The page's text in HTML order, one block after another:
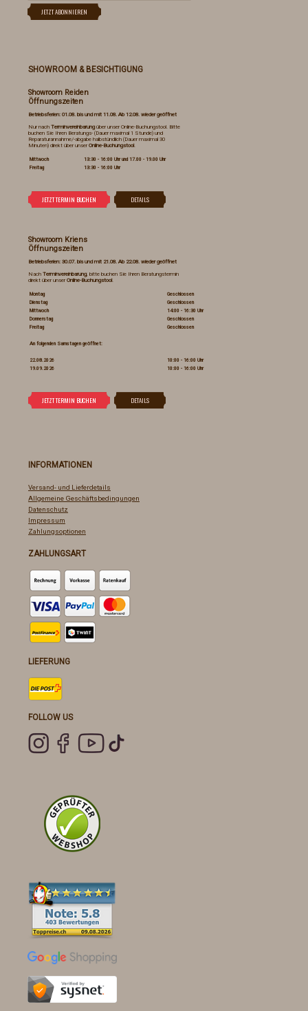
SHOWROOM & BESICHTIGUNG
Showroom Reiden
Öffnungszeiten
Betriebsferien: 01.08. bis und mit 11.08. Ab 12.08. wieder geöffnet
Nur nach Terminvereinbarungüber unser Online-Buchungstool. Bitte
buchen Sie Ihren Beratungs- (Dauer maximal 1 Stunde) und
Reparaturannahme/-abgabe halbstündlich (Dauer maximal 30
Minuten) direkt über unser Online-Buchungstool.
Mittwoch
13:30 - 16:00 Uhr und 17.00 - 19.00 Uhr
Freitag
13:30 - 16:00 Uhr
Showroom Kriens
Öffnungszeiten
Betriebsferien: 30.07. bis und mit 21.08. Ab 22.08. wieder geöffnet
Nach Terminvereinbarung, bitte buchen Sie Ihren Beratungstermin
direkt über unser Online-Buchungstool.
Montag
Geschlossen
Dienstag
Geschlossen
Mittwoch
14:00 - 16:30 Uhr
Donnerstag
Geschlossen
Freitag
Geschlossen
An folgenden Samstagen geöffnet:
22.08.2026
10:00 - 16:00 Uhr
19.09.2026
10:00 - 16:00 Uhr
INFORMATIONEN
Versand- und Lieferdetails
Allgemeine Geschäftsbedingungen
Datenschutz
Impressum
Zahlungsoptionen
ZAHLUNGSART
LIEFERUNG
FOLLOW US